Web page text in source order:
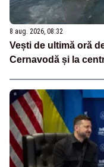
8 aug. 2026, 08:32
Vești de ultimă oră
Cernavodă și la